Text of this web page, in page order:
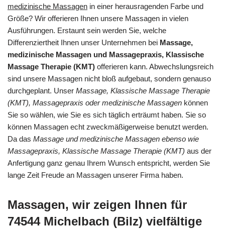
medizinische Massagen in einer herausragenden Farbe und
Größe? Wir offerieren Ihnen unsere Massagen in vielen
Ausführungen. Erstaunt sein werden Sie, welche
Differenziertheit Ihnen unser Unternehmen bei Massage,
medizinische Massagen und Massagepraxis, Klassische
Massage Therapie (KMT) offerieren kann. Abwechslungsreich
sind unsere Massagen nicht bloß aufgebaut, sondern genauso
durchgeplant. Unser Massage, Klassische Massage Therapie
(KMT), Massagepraxis oder medizinische Massagen können
Sie so wählen, wie Sie es sich täglich erträumt haben. Sie so
können Massagen echt zweckmäßigerweise benutzt werden.
Da das Massage und medizinische Massagen ebenso wie
Massagepraxis, Klassische Massage Therapie (KMT) aus der
Anfertigung ganz genau Ihrem Wunsch entspricht, werden Sie
lange Zeit Freude an Massagen unserer Firma haben.
Massagen, wir zeigen Ihnen für
74544 Michelbach (Bilz) vielfältige